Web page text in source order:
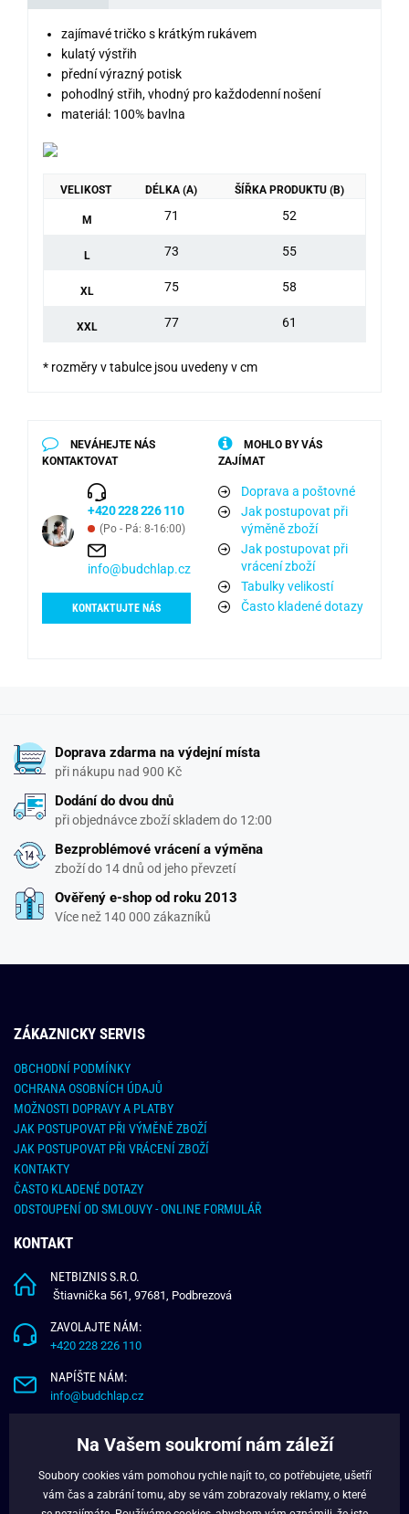
zajímavé tričko s krátkým rukávem
kulatý výstřih
přední výrazný potisk
pohodlný střih, vhodný pro každodenní nošení
materiál: 100% bavlna
VELIKOST DÉLKA (A) ŠÍŘKA PRODUKTU (B)
M 71 52
L 73 55
XL 75 58
XXL 77 61
* rozměry v tabulce jsou uvedeny v cm
NEVÁHEJTE NÁS
KONTAKTOVAT
+420 228 226 110
(Po - Pá: 8-16:00)
info@budchlap.cz
KONTAKTUJTE NÁS
MOHLO BY VÁS
ZAJÍMAT
Doprava a poštovné
Jak postupovat při
výměně zboží
Jak postupovat při
vrácení zboží
Tabulky velikostí
Často kladené dotazy
Doprava zdarma na výdejní místa
při nákupu nad 900 Kč
Dodání do dvou dnů
při objednávce zboží skladem do 12:00
Bezproblémové vrácení a výměna
zboží do 14 dnů od jeho převzetí
Ověřený e-shop od roku 2013
Více než 140 000 zákazníků
ZÁKAZNICKY SERVIS
OBCHODNÍ PODMÍNKY
OCHRANA OSOBNÍCH ÚDAJŮ
MOŽNOSTI DOPRAVY A PLATBY
JAK POSTUPOVAT PŘI VÝMĚNĚ ZBOŽÍ
JAK POSTUPOVAT PŘI VRÁCENÍ ZBOŽÍ
KONTAKTY
ČASTO KLADENÉ DOTAZY
ODSTOUPENÍ OD SMLOUVY - ONLINE FORMULÁŘ
KONTAKT
NETBIZNIS S.R.O.
Štiavnička 561, 97681, Podbrezová
ZAVOLAJTE NÁM:
+420 228 226 110
NAPÍŠTE NÁM:
info@budchlap.cz
VĚRNOSTNÍ PROGRAM
Na Vašem soukromí nám záleží
Soubory cookies vám pomohou rychle najít to, co potřebujete, ušetří
vám čas a zabrání tomu, aby se vám zobrazovaly reklamy, o které